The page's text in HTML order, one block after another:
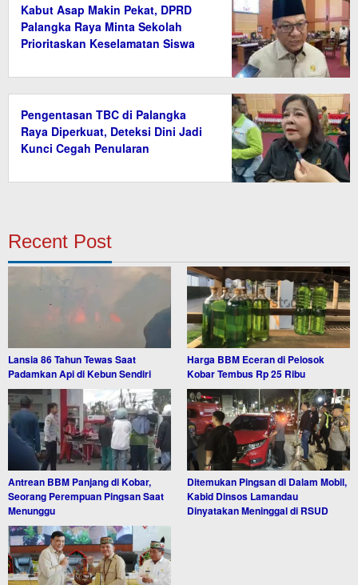
Kabut Asap Makin Pekat, DPRD
Palangka Raya Minta Sekolah
Prioritaskan Keselamatan Siswa
Pengentasan TBC di Palangka
Raya Diperkuat, Deteksi Dini Jadi
Kunci Cegah Penularan
Recent Post
Lansia 86 Tahun Tewas Saat
Padamkan Api di Kebun Sendiri
Harga BBM Eceran di Pelosok
Kobar Tembus Rp 25 Ribu
Antrean BBM Panjang di Kobar,
Seorang Perempuan Pingsan Saat
Menunggu
Ditemukan Pingsan di Dalam Mobil,
Kabid Dinsos Lamandau
Dinyatakan Meninggal di RSUD